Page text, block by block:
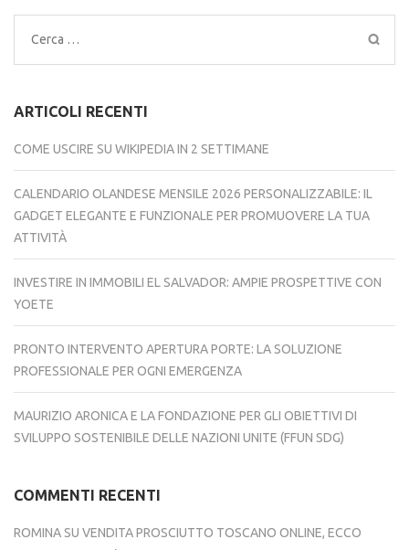
Ricerca
per:
ARTICOLI RECENTI
COME USCIRE SU WIKIPEDIA IN 2 SETTIMANE
CALENDARIO OLANDESE MENSILE 2026 PERSONALIZZABILE: IL
GADGET ELEGANTE E FUNZIONALE PER PROMUOVERE LA TUA
ATTIVITÀ
INVESTIRE IN IMMOBILI EL SALVADOR: AMPIE PROSPETTIVE CON
YOETE
PRONTO INTERVENTO APERTURA PORTE: LA SOLUZIONE
PROFESSIONALE PER OGNI EMERGENZA
MAURIZIO ARONICA E LA FONDAZIONE PER GLI OBIETTIVI DI
SVILUPPO SOSTENIBILE DELLE NAZIONI UNITE (FFUN SDG)
COMMENTI RECENTI
ROMINA SU VENDITA PROSCIUTTO TOSCANO ONLINE, ECCO